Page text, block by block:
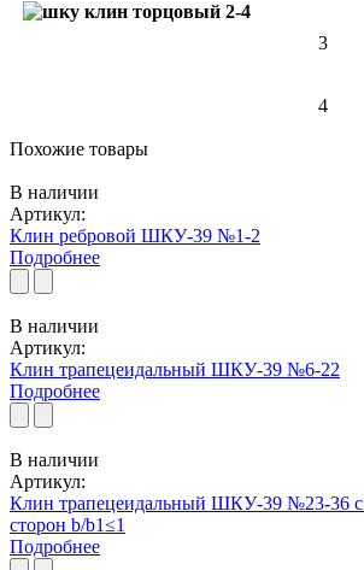
3
4
Похожие товары
В наличии
Артикул:
Клин ребровой ШКУ-39 №1-2
Подробнее
В наличии
Артикул:
Клин трапецеидальный ШКУ-39 №6-22
Подробнее
В наличии
Артикул:
Клин трапецеидальный ШКУ-39 №23-36
сторон b/b1≤1
Подробнее